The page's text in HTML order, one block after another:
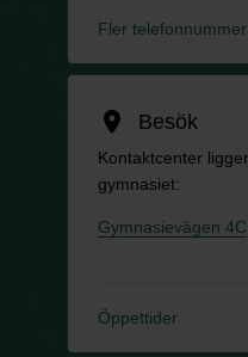
Fler telefonnummer
location_on Besök
Kontaktcenter
gymnasiet:
Gymnasievägen 4C
Öppettider